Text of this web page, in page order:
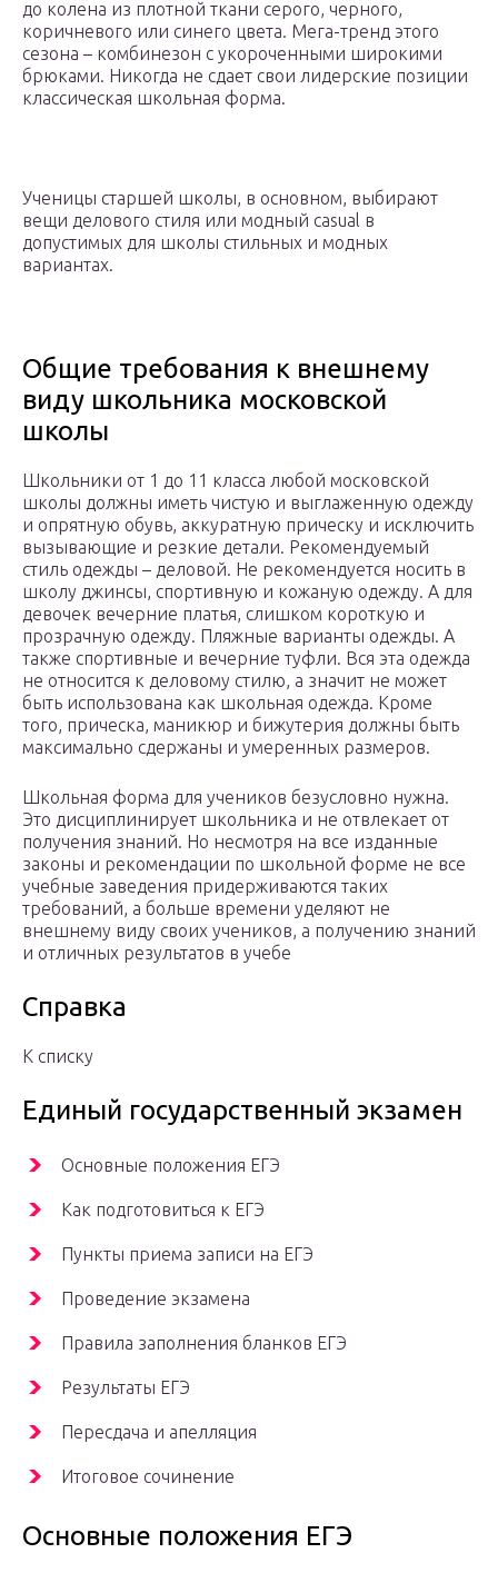
до колена из плотной ткани серого, черного,
коричневого или синего цвета. Мега-тренд этого
сезона – комбинезон с укороченными широкими
брюками. Никогда не сдает свои лидерские позиции
классическая школьная форма.
Ученицы старшей школы, в основном, выбирают
вещи делового стиля или модный casual в
допустимых для школы стильных и модных
вариантах.
Общие требования к внешнему
виду школьника московской
школы
Школьники от 1 до 11 класса любой московской
школы должны иметь чистую и выглаженную одежду
и опрятную обувь, аккуратную прическу и исключить
вызывающие и резкие детали. Рекомендуемый
стиль одежды – деловой. Не рекомендуется носить в
школу джинсы, спортивную и кожаную одежду. А для
девочек вечерние платья, слишком короткую и
прозрачную одежду. Пляжные варианты одежды. А
также спортивные и вечерние туфли. Вся эта одежда
не относится к деловому стилю, а значит не может
быть использована как школьная одежда. Кроме
того, прическа, маникюр и бижутерия должны быть
максимально сдержаны и умеренных размеров.
Школьная форма для учеников безусловно нужна.
Это дисциплинирует школьника и не отвлекает от
получения знаний. Но несмотря на все изданные
законы и рекомендации по школьной форме не все
учебные заведения придерживаются таких
требований, а больше времени уделяют не
внешнему виду своих учеников, а получению знаний
и отличных результатов в учебе
Справка
К списку
Единый государственный экзамен
Основные положения ЕГЭ
Как подготовиться к ЕГЭ
Пункты приема записи на ЕГЭ
Проведение экзамена
Правила заполнения бланков ЕГЭ
Результаты ЕГЭ
Пересдача и апелляция
Итоговое сочинение
Основные положения ЕГЭ